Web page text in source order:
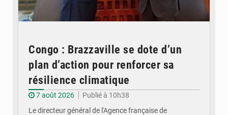
Congo : Brazzaville se dote d’un
plan d’action pour renforcer sa
résilience climatique
7 août 2026
Publié à 10h38
Le directeur général de l'Agence française de